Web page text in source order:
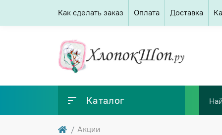
Как сделать заказ Оплата Доставка
Каталог
Акции